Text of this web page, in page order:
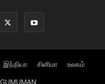
இந்தியா சினிமா உலகம்